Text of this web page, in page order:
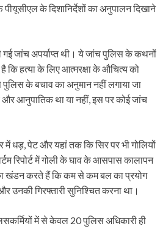
के दिशानिर्देशों का अनुपालन दिखाने
गई जांच अपर्याप्त थी। ये जांच पुलिस के कथनों
है कि हत्या के लिए आत्मरक्षा के औचित्य को
पुलिस के बचाव का अनुमान नहीं लगाया जा
आनुपातिक था या नहीं, इस पर कोई जांच
में धड़, पेट और यहां तक कि सिर पर भी गोलियों
रिपोर्ट में गोली के घाव के आसपास कालापन
खंडन करते हैं कि कम से कम बल का प्रयोग
उनकी गिरफ्तारी सुनिश्चित करना था।
में से केवल 20 पुलिस अधिकारी ही